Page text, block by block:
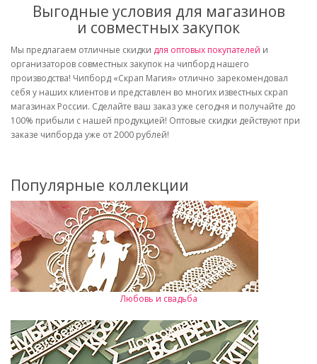
Выгодные условия для магазинов
и совместных закупок
Мы предлагаем отличные скидки для оптовых покупателей и
организаторов совместных закупок на чипборд нашего
производства! Чипборд «Скрап Магия» отлично зарекомендовал
себя у наших клиентов и представлен во многих известных скрап
магазинах России. Сделайте ваш заказ уже сегодня и получайте до
100% прибыли с нашей продукцией! Оптовые скидки действуют при
заказе чипборда уже от 2000 рублей!
Популярные коллекции
Любовь и свадьба